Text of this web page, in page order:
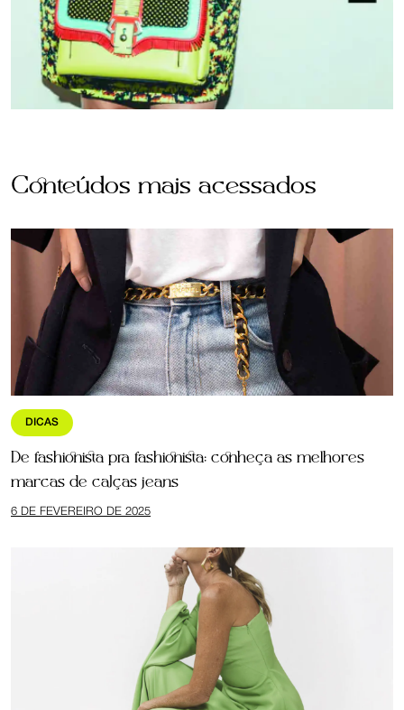
Conteúdos mais acessados
DICAS
De fashionista pra fashionista: conheça as melhores
marcas de calças jeans
6 DE FEVEREIRO DE 2025